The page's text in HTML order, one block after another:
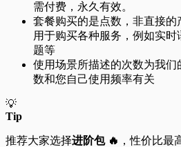
需付费，永久有效。
套餐购买的是点数，非直接的
用于购买各种服务，例如实
题等
使用场景所描述的次数为我
数和您自己使用频率有关
💡
Tip
推荐大家选择进阶包 🔥 ，性价比最